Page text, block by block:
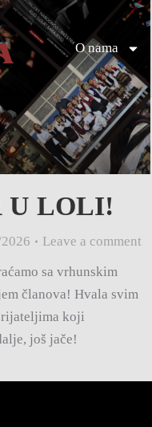
O nama
U LOLI!
Leave a comment
sa vrhunskim
članova! Hvala svim
koji
još jače!